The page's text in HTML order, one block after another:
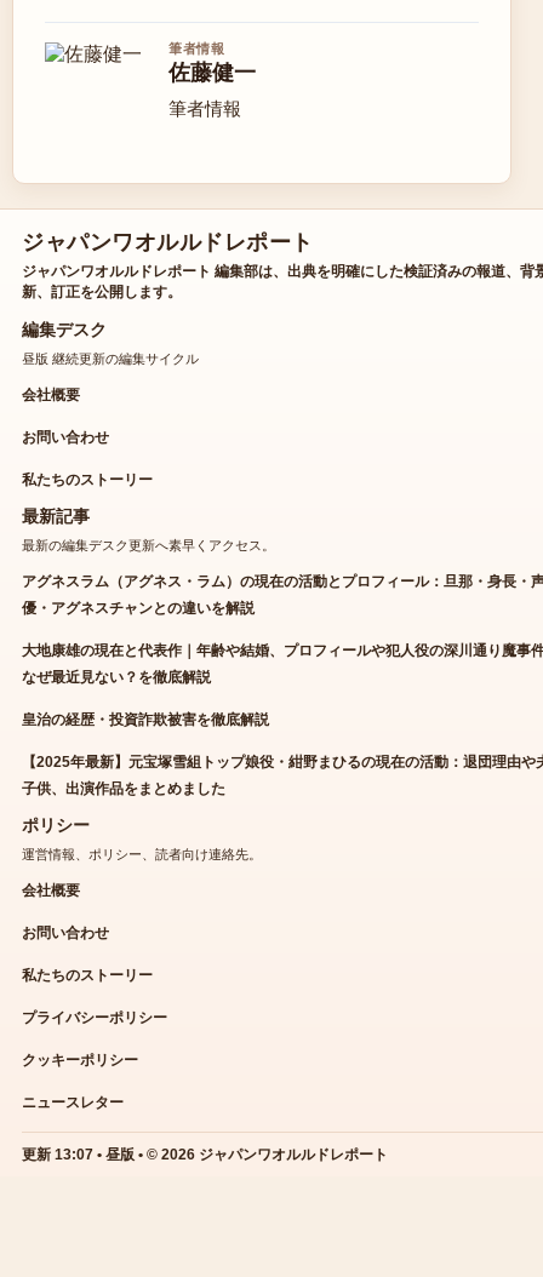
筆者情報
佐藤健一
筆者情報
ジャパンワオルルドレポート
ジャパンワオルルドレポート 編集部は、出典を明確にした検証済みの報道、背
新、訂正を公開します。
編集デスク
昼版 継続更新の編集サイクル
会社概要
お問い合わせ
私たちのストーリー
最新記事
最新の編集デスク更新へ素早くアクセス。
アグネスラム（アグネス・ラム）の現在の活動とプロフィール：旦那・身長・
優・アグネスチャンとの違いを解説
大地康雄の現在と代表作｜年齢や結婚、プロフィールや犯人役の深川通り魔事
なぜ最近見ない？を徹底解説
皇治の経歴・投資詐欺被害を徹底解説
【2025年最新】元宝塚雪組トップ娘役・紺野まひるの現在の活動：退団理由や
子供、出演作品をまとめました
ポリシー
運営情報、ポリシー、読者向け連絡先。
会社概要
お問い合わせ
私たちのストーリー
プライバシーポリシー
クッキーポリシー
ニュースレター
更新 13:07 • 昼版 • © 2026 ジャパンワオルルドレポート